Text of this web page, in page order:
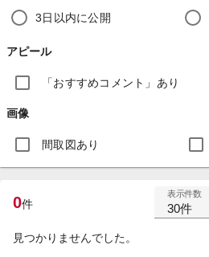
3日以内に公開
アピール
「おすすめコメント」あり
画像
間取図あり
0件
表示件数
30件
見つかりませんでした。